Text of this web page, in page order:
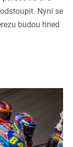
Nyní se
budou hned